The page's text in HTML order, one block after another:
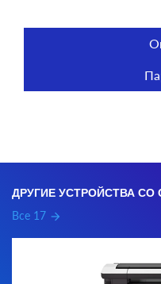
ДРУГИЕ УСТРОЙСТВА
Все 17 arrow_forward